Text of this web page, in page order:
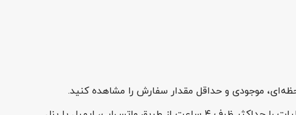
موجودی و حداقل مقدار سفارش را مشاهده کنید.